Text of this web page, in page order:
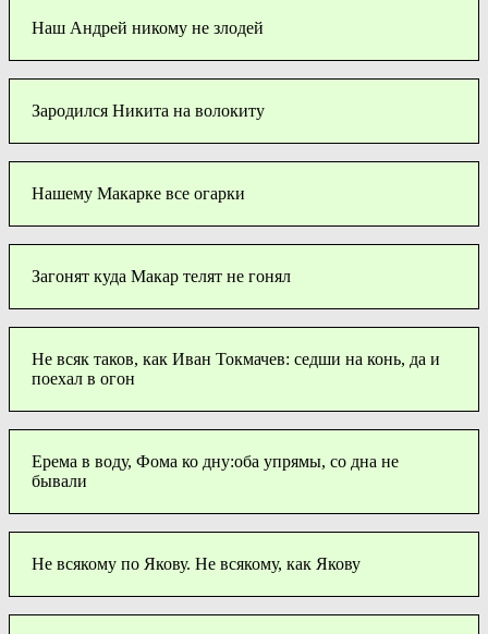
Наш Андрей никому не злодей
Зародился Никита на волокиту
Нашему Макарке все огарки
Загонят куда Макар телят не гонял
Не всяк таков, как Иван Токмачев: седши на конь, да и
поехал в огон
Ерема в воду, Фома ко дну:оба упрямы, со дна не
бывали
Не всякому по Якову. Не всякому, как Якову